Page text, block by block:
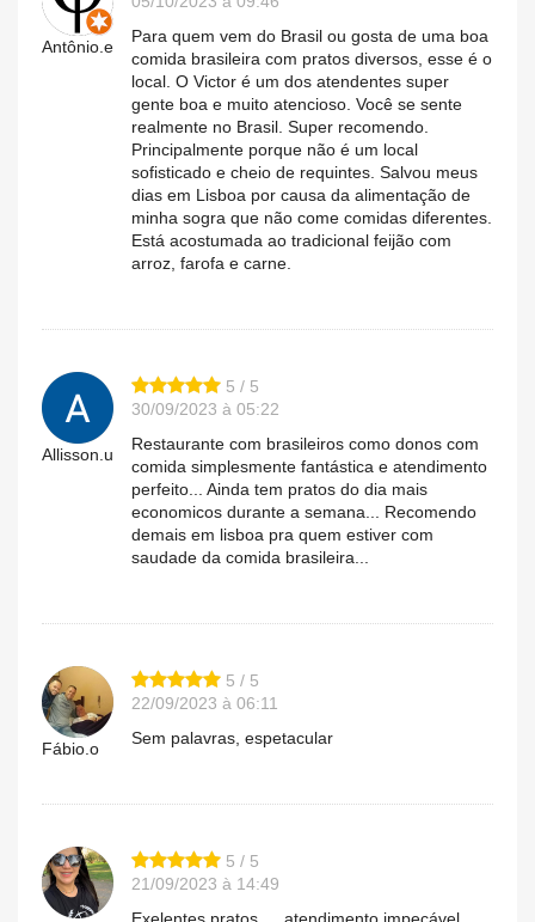
Antônio.e
Para quem vem do Brasil ou gosta de uma boa
comida brasileira com pratos diversos, esse é o
local. O Victor é um dos atendentes super
gente boa e muito atencioso. Você se sente
realmente no Brasil. Super recomendo.
Principalmente porque não é um local
sofisticado e cheio de requintes. Salvou meus
dias em Lisboa por causa da alimentação de
minha sogra que não come comidas diferentes.
Está acostumada ao tradicional feijão com
arroz, farofa e carne.
Allisson.u
5 / 5
30/09/2023 à 05:22
Restaurante com brasileiros como donos com
comida simplesmente fantástica e atendimento
perfeito... Ainda tem pratos do dia mais
economicos durante a semana... Recomendo
demais em lisboa pra quem estiver com
saudade da comida brasileira...
Fábio.o
5 / 5
22/09/2023 à 06:11
Sem palavras, espetacular
5 / 5
21/09/2023 à 14:49